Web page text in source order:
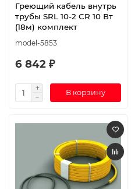
Греющий кабель внутрь
трубы SRL 10-2 CR 10 Вт
(18м) комплект
model-5853
6 842 ₽
В корзину